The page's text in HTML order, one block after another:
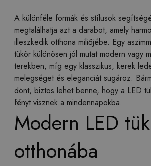
A különféle formák és stílusok
megtalálhatja azt a darabot, amely
illeszkedik otthona miliőjébe. Egy
tükör különösen jól mutat modern vagy
terekben, míg egy klasszikus, kerek
melegséget és eleganciát sugároz.
dönt, biztos lehet benne, hogy a LED
fényt visznek a mindennapokba.
Modern LED
otthonába